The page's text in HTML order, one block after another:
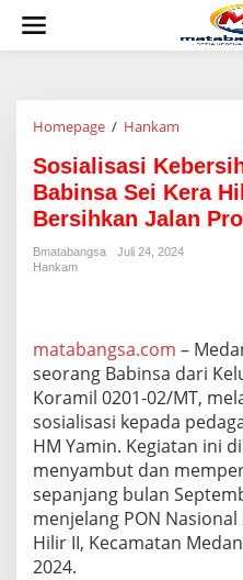
w
Homepage / Hankam
s
i
a
l
i
e
b
e
s
i
h
a
n
J
Sosialisasi
Babinsa Sei Kera
Bersihkan Jalan
Bmatabangsa
Juli 24, 2024
Hankam
matabangsa.com –
seorang Babinsa dari
Koramil 0201-02/MT,
sosialisasi kepada
HM Yamin. Kegiatan ini
menyambut dan
sepanjang bulan
menjelang PON Nasional
Hilir II, Kecamatan
2024.